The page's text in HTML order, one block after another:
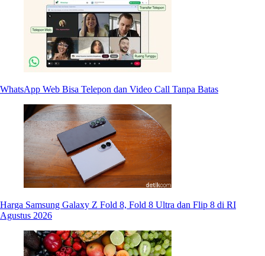
WhatsApp Web Bisa Telepon dan Video Call Tanpa Batas
Harga Samsung Galaxy Z Fold 8, Fold 8 Ultra dan Flip 8 di RI
Agustus 2026